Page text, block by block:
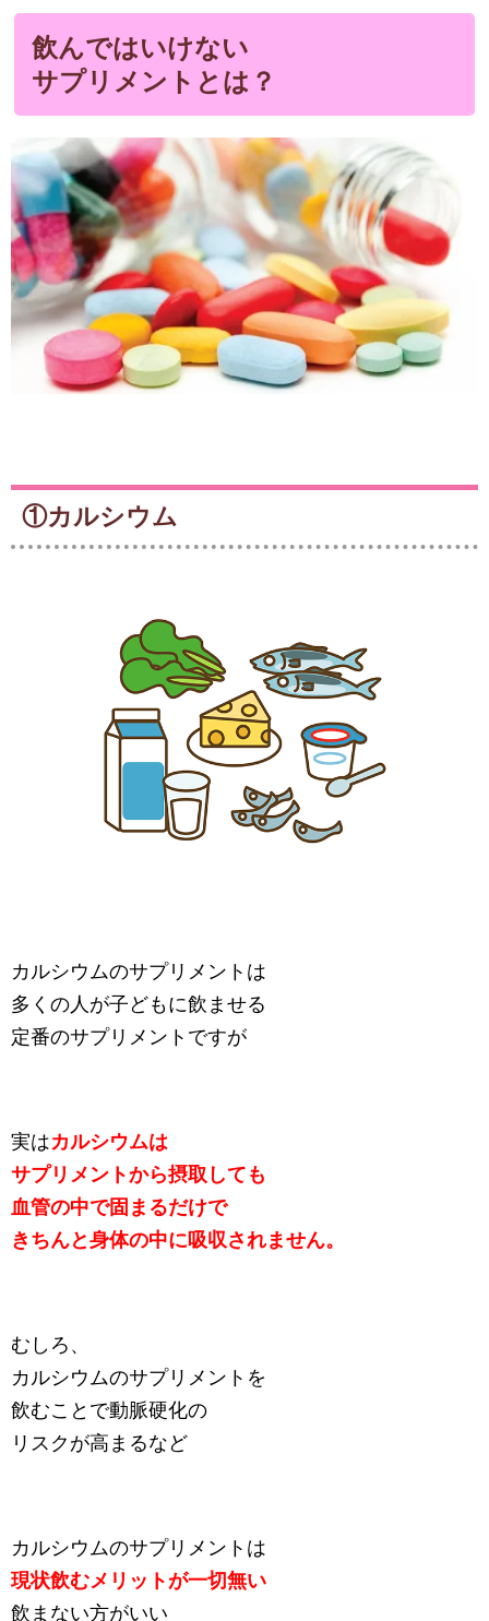
飲んではいけない
サプリメントとは？
①カルシウム
カルシウムのサプリメントは
多くの人が子どもに飲ませる
定番のサプリメントですが
実はカルシウムは
サプリメントから摂取しても
血管の中で固まるだけで
きちんと身体の中に吸収されません。
むしろ、
カルシウムのサプリメントを
飲むことで動脈硬化の
リスクが高まるなど
カルシウムのサプリメントは
現状飲むメリットが一切無い
飲まない方がいい